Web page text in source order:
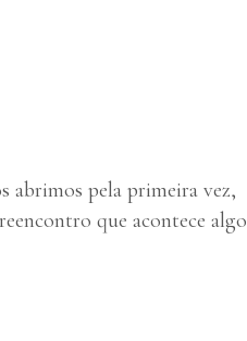
abrimos pela primeira vez,
que acontece algo